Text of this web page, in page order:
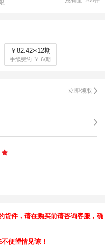
￥82.42×12期
手续费约 ￥ 6/期
立即领取
货件，请在购买前请咨询客服，确
便望情见谅！